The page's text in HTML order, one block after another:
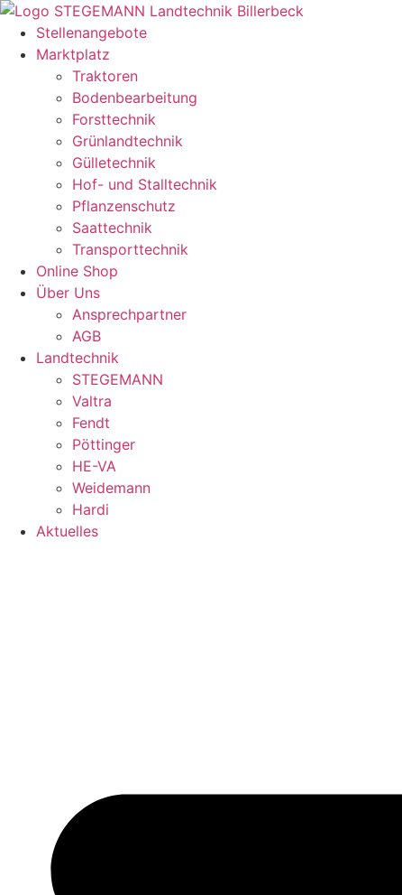
Zum
Inhalt
springen
Stellenangebote
Marktplatz
Traktoren
Bodenbearbeitung
Forsttechnik
Grünlandtechnik
Gülletechnik
Hof- und Stalltechnik
Pflanzenschutz
Saattechnik
Transporttechnik
Online Shop
Über Uns
Ansprechpartner
AGB
Landtechnik
STEGEMANN
Valtra
Fendt
Pöttinger
HE-VA
Weidemann
Hardi
Aktuelles